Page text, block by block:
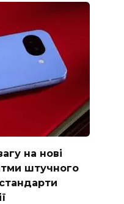
на нові
штучного